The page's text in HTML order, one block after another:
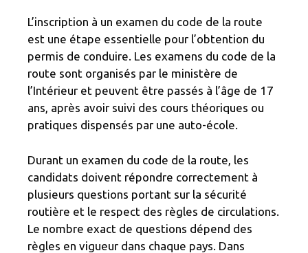
L’inscription à un examen du code de la route
est une étape essentielle pour l’obtention du
permis de conduire. Les examens du code de la
route sont organisés par le ministère de
l’Intérieur et peuvent être passés à l’âge de 17
ans, après avoir suivi des cours théoriques ou
pratiques dispensés par une auto-école.
Durant un examen du code de la route, les
candidats doivent répondre correctement à
plusieurs questions portant sur la sécurité
routière et le respect des règles de circulations.
Le nombre exact de questions dépend des
règles en vigueur dans chaque pays. Dans